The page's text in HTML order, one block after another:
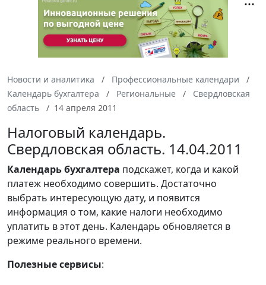
Новости и аналитика
Профессиональные календари
Календарь бухгалтера
Региональные
Свердловская
область
14 апреля 2011
Налоговый календарь.
Свердловская область. 14.04.2011
Календарьбухгалтера подскажет, когда и какой
платеж необходимо совершить. Достаточно
выбрать интересующую дату, и появится
информация о том, какие налоги необходимо
уплатить в этот день. Календарь обновляется в
режиме реального времени.
Полезные сервисы: